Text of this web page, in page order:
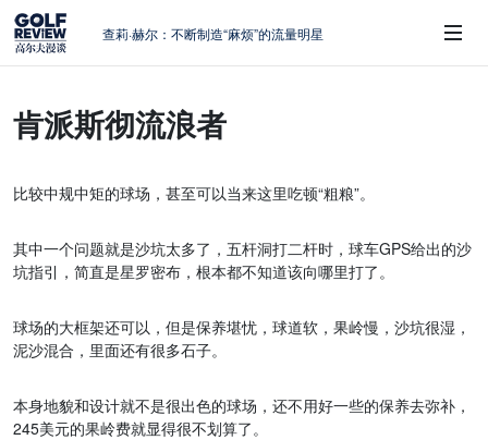
查莉·赫尔：不断制造“麻烦”的流量明星
大满贯球场设置的演变和期许
AIG英国女子公开赛，一场大满贯的50年
避暑北海道：原始森林中挥杆，美食与清
Menu
肯派斯彻流浪者
比较中规中矩的球场，甚至可以当来这里吃顿“粗粮”。
其中一个问题就是沙坑太多了，五杆洞打二杆时，球车GPS给出的沙
坑指引，简直是星罗密布，根本都不知道该向哪里打了。
球场的大框架还可以，但是保养堪忧，球道软，果岭慢，沙坑很湿，
泥沙混合，里面还有很多石子。
本身地貌和设计就不是很出色的球场，还不用好一些的保养去弥补，
245美元的果岭费就显得很不划算了。